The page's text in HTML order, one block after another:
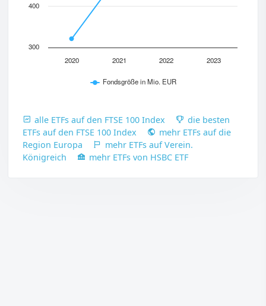
Fondsgröße in Mio. EUR
2020 2021 2022 2023
300
400
alle ETFs auf den FTSE 100 Index
die besten
ETFs auf den FTSE 100 Index
mehr ETFs auf die
Region Europa
mehr ETFs auf Verein.
Königreich
mehr ETFs von HSBC ETF